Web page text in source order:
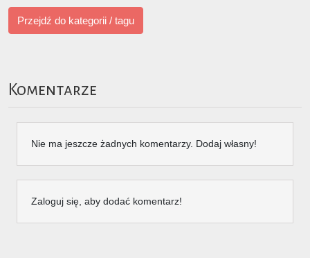
Przejdź do kategorii / tagu
Komentarze
Nie ma jeszcze żadnych komentarzy. Dodaj własny!
Zaloguj się, aby dodać komentarz!